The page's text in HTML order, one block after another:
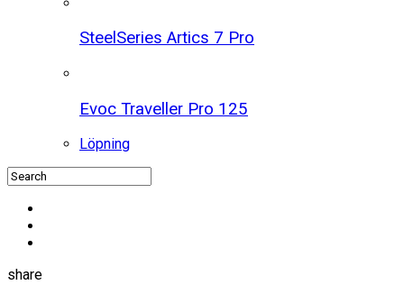
SteelSeries Artics 7 Pro
Evoc Traveller Pro 125
Löpning
share